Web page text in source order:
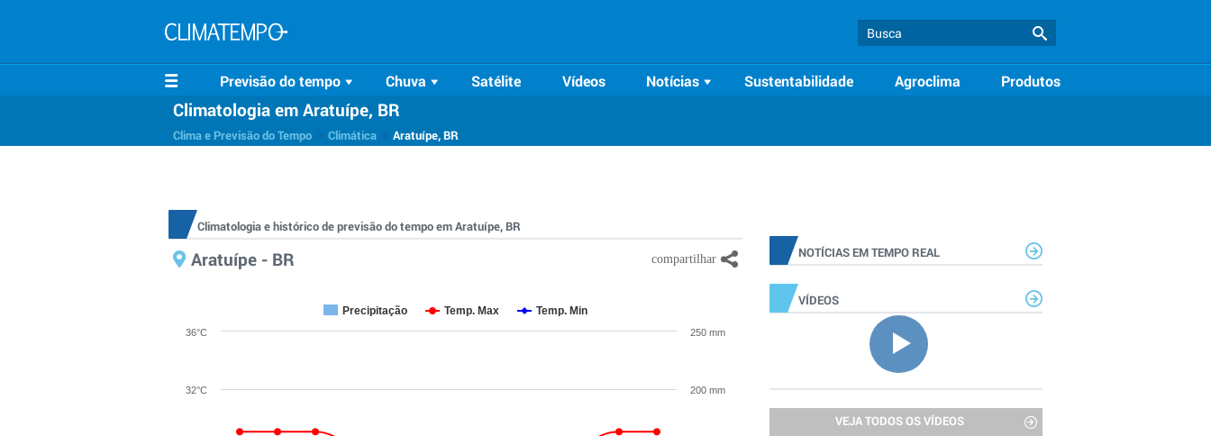
Previsão do tempo Chuva Satélite Vídeos Notícias Sustentabilidade Agroclima Produtos
Climatologia em Aratuípe, BR
Clima e Previsão do Tempo Climática Aratuípe, BR
Climatologia e histórico de previsão do tempo em Aratuípe, BR
Aratuípe - BR
Precipitação Temp. Max Temp. Min
32°C
36°C
200 mm
250 mm
NOTÍCIAS EM TEMPO REAL
VÍDEOS
VEJA TODOS OS VÍDEOS